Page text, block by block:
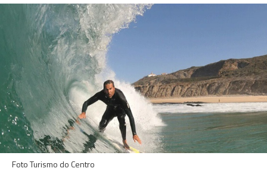
Foto Turismo do Centro